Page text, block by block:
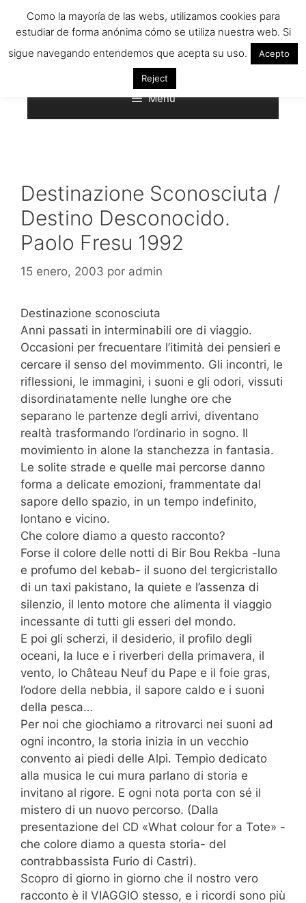
Menú
Destinazione Sconosciuta /
Destino Desconocido.
Paolo Fresu 1992
15 enero, 2003 por admin
Destinazione sconosciuta
Anni passati in interminabili ore di viaggio.
Occasioni per frecuentare l’itimità dei pensieri e
cercare il senso del movimmento. Gli incontri, le
riflessioni, le immagini, i suoni e gli odori, vissuti
disordinatamente nelle lunghe ore che
separano le partenze degli arrivi, diventano
realtà trasformando l’ordinario in sogno. Il
movimiento in alone la stanchezza in fantasia.
Le solite strade e quelle mai percorse danno
forma a delicate emozioni, frammentate dal
sapore dello spazio, in un tempo indefinito,
lontano e vicino.
Che colore diamo a questo racconto?
Forse il colore delle notti di Bir Bou Rekba -luna
e profumo del kebab- il suono del tergicristallo
di un taxi pakistano, la quiete e l’assenza di
silenzio, il lento motore che alimenta il viaggio
incessante di tutti gli esseri del mondo.
E poi gli scherzi, il desiderio, il profilo degli
oceani, la luce e i riverberi della primavera, il
vento, lo Château Neuf du Pape e il foie gras,
l’odore della nebbia, il sapore caldo e i suoni
della pesca…
Per noi che giochiamo a ritrovarci nei suoni ad
ogni incontro, la storia inizia in un vecchio
convento ai piedi delle Alpi. Tempio dedicato
alla musica le cui mura parlano di storia e
invitano al rigore. E ogni nota porta con sé il
mistero di un nuovo percorso. (Dalla
presentazione del CD «What colour for a Tote» -
che colore diamo a questa storia- del
contrabbassista Furio di Castri).
Scopro di giorno in giorno che il nostro vero
racconto è il VIAGGIO stesso, e i ricordi sono più
Como la mayoría de las webs, utilizamos cookies para
estudiar de forma anónima cómo se utiliza nuestra web. Si
sigue navegando entendemos que acepta su uso.
Acepto
Reject